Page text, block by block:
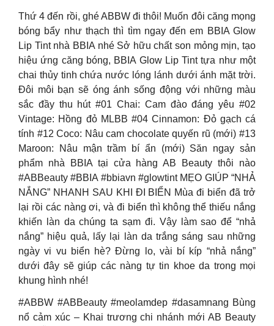
Thứ 4 đến rồi, ghé ABBW đi thôi! Muốn đôi căng mọng
bóng bẩy như thạch thì tìm ngay đến em BBIA Glow
Lip Tint nhà BBIA nhé Sở hữu chất son mỏng mịn, tạo
hiệu ứng căng bóng, BBIA Glow Lip Tint tựa như một
chai thủy tinh chứa nước lóng lánh dưới ánh mặt trời.
Đôi môi bạn sẽ óng ánh sống động với những màu
sắc đầy thu hút #01 Chai: Cam đào đáng yêu #02
Vintage: Hồng đỏ MLBB #04 Cinnamon: Đỏ gạch cá
tính #12 Coco: Nâu cam chocolate quyến rũ (mới) #13
Maroon: Nâu mận trầm bí ẩn (mới) Săn ngay sản
phẩm nhà BBIA tại cửa hàng AB Beauty thôi nào
#ABBeauty #BBIA #bbiavn #glowtint MẸO GIÚP “NHẢ
NẮNG” NHANH SAU KHI ĐI BIỂN Mùa đi biển đã trở
lại rồi các nàng ơi, và đi biển thì không thể thiếu nắng
khiến làn da chúng ta sạm đi. Vậy làm sao để “nhả
nắng” hiệu quả, lấy lại làn da trắng sáng sau những
ngày vi vu biển hè? Đừng lo, vài bí kíp “nhả nắng”
dưới đây sẽ giúp các nàng tự tin khoe da trong mọi
khung hình nhé!
#ABBW #ABBeauty #meolamdep #dasamnang Bùng
nổ cảm xúc – Khai trương chi nhánh mới AB Beauty